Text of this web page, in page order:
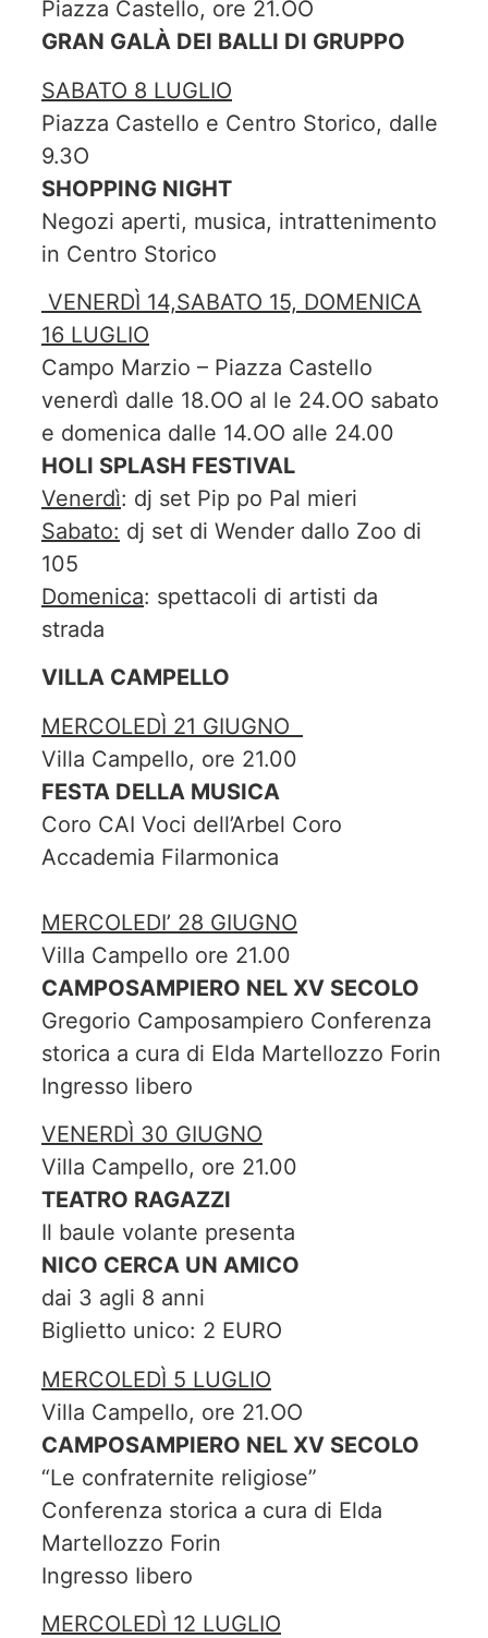
Piazza Castello, ore 21.OO
GRAN GALÀ DEI BALLI DI GRUPPO
SABATO 8 LUGLIO
Piazza Castello e Centro Storico, dalle
9.3O
SHOPPING NIGHT
Negozi aperti, musica, intrattenimento
in Centro Storico
VENERDÌ 14,SABATO 15, DOMENICA
16 LUGLIO
Campo Marzio – Piazza Castello
venerdì dalle 18.OO al le 24.OO sabato
e domenica dalle 14.OO alle 24.00
HOLI SPLASH FESTIVAL
Venerdì: dj set Pip po Pal mieri
Sabato: dj set di Wender dallo Zoo di
105
Domenica: spettacoli di artisti da
strada
VILLA CAMPELLO
MERCOLEDÌ 21 GIUGNO
Villa Campello, ore 21.00
FESTA DELLA MUSICA
Coro CAI Voci dell’Arbel Coro
Accademia Filarmonica
MERCOLEDI’ 28 GIUGNO
Villa Campello ore 21.00
CAMPOSAMPIERO NEL XV SECOLO
Gregorio Camposampiero Conferenza
storica a cura di Elda Martellozzo Forin
Ingresso libero
VENERDÌ 30 GIUGNO
Villa Campello, ore 21.00
TEATRO RAGAZZI
Il baule volante presenta
NICO CERCA UN AMICO
dai 3 agli 8 anni
Biglietto unico: 2 EURO
MERCOLEDÌ 5 LUGLIO
Villa Campello, ore 21.OO
CAMPOSAMPIERO NEL XV SECOLO
“Le confraternite religiose”
Conferenza storica a cura di Elda
Martellozzo Forin
Ingresso Iibero
MERCOLEDÌ 12 LUGLIO